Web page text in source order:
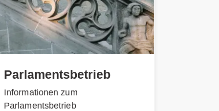
Parlamentsbetrieb
Informationen zum
Parlamentsbetrieb